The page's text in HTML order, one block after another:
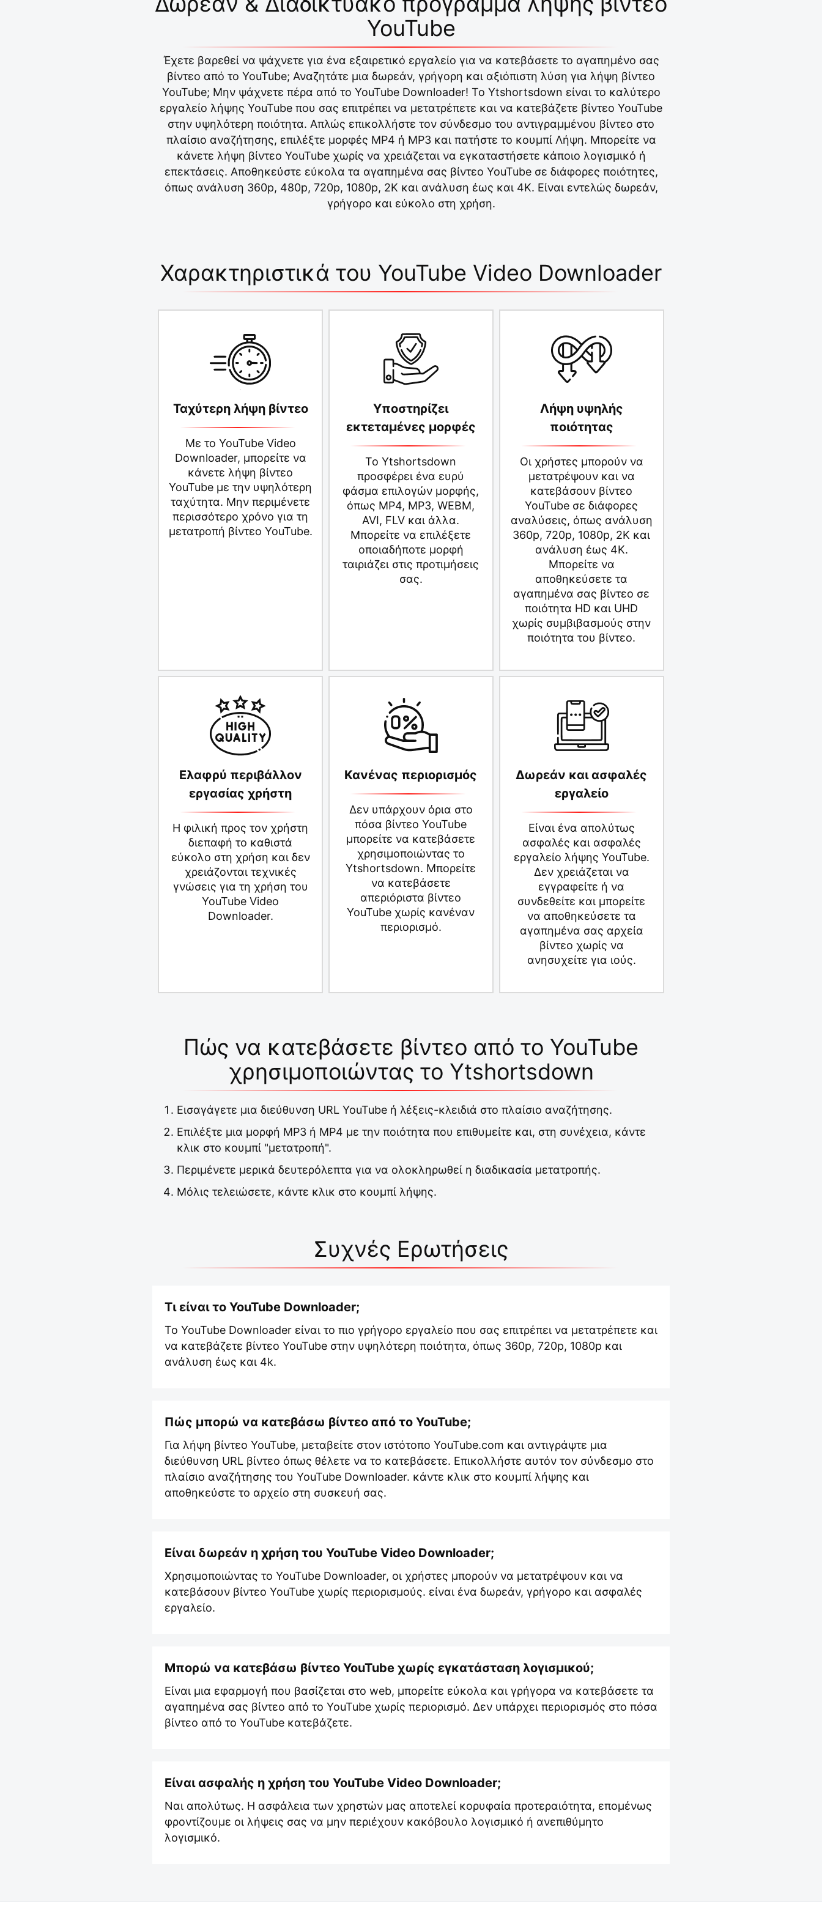
YouTube
Έχετε βαρεθεί να ψάχνετε για ένα εξαιρετικό εργαλείο για να κατεβάσετε το αγαπημένο σας
βίντεο από το YouTube; Αναζητάτε μια δωρεάν, γρήγορη και αξιόπιστη λύση για λήψη βίντεο
YouTube; Μην ψάχνετε πέρα ​​από το YouTube Downloader! Το Ytshortsdown είναι το καλύτερο
εργαλείο λήψης YouTube που σας επιτρέπει να μετατρέπετε και να κατεβάζετε βίντεο YouTube
στην υψηλότερη ποιότητα. Απλώς επικολλήστε τον σύνδεσμο του αντιγραμμένου βίντεο στο
πλαίσιο αναζήτησης, επιλέξτε μορφές MP4 ή MP3 και πατήστε το κουμπί Λήψη. Μπορείτε να
κάνετε λήψη βίντεο YouTube χωρίς να χρειάζεται να εγκαταστήσετε κάποιο λογισμικό ή
επεκτάσεις. Αποθηκεύστε εύκολα τα αγαπημένα σας βίντεο YouTube σε διάφορες ποιότητες,
όπως ανάλυση 360p, 480p, 720p, 1080p, 2K και ανάλυση έως και 4K. Είναι εντελώς δωρεάν,
γρήγορο και εύκολο στη χρήση.
Χαρακτηριστικά του YouTube Video Downloader
Ταχύτερη λήψη βίντεο
Με το YouTube Video
Downloader, μπορείτε να
κάνετε λήψη βίντεο
YouTube με την υψηλότερη
ταχύτητα. Μην περιμένετε
περισσότερο χρόνο για τη
μετατροπή βίντεο YouTube.
Υποστηρίζει
εκτεταμένες μορφές
Το Ytshortsdown
προσφέρει ένα ευρύ
φάσμα επιλογών μορφής,
όπως MP4, MP3, WEBM,
AVI, FLV και άλλα.
Μπορείτε να επιλέξετε
οποιαδήποτε μορφή
ταιριάζει στις προτιμήσεις
σας.
Λήψη υψηλής
ποιότητας
Οι χρήστες μπορούν να
μετατρέψουν και να
κατεβάσουν βίντεο
YouTube σε διάφορες
αναλύσεις, όπως ανάλυση
360p, 720p, 1080p, 2K και
ανάλυση έως 4K.
Μπορείτε να
αποθηκεύσετε τα
αγαπημένα σας βίντεο σε
ποιότητα HD και UHD
χωρίς συμβιβασμούς στην
ποιότητα του βίντεο.
Ελαφρύ περιβάλλον
εργασίας χρήστη
Η φιλική προς τον χρήστη
διεπαφή το καθιστά
εύκολο στη χρήση και δεν
χρειάζονται τεχνικές
γνώσεις για τη χρήση του
YouTube Video
Downloader.
Κανένας περιορισμός
Δεν υπάρχουν όρια στο
πόσα βίντεο YouTube
μπορείτε να κατεβάσετε
χρησιμοποιώντας το
Ytshortsdown. Μπορείτε
να κατεβάσετε
απεριόριστα βίντεο
YouTube χωρίς κανέναν
περιορισμό.
Δωρεάν και ασφαλές
εργαλείο
Είναι ένα απολύτως
ασφαλές και ασφαλές
εργαλείο λήψης YouTube.
Δεν χρειάζεται να
εγγραφείτε ή να
συνδεθείτε και μπορείτε
να αποθηκεύσετε τα
αγαπημένα σας αρχεία
βίντεο χωρίς να
ανησυχείτε για ιούς.
Πώς να κατεβάσετε βίντεο από το YouTube
χρησιμοποιώντας το Ytshortsdown
Εισαγάγετε μια διεύθυνση URL YouTube ή λέξεις-κλειδιά στο πλαίσιο αναζήτησης.
Επιλέξτε μια μορφή MP3 ή MP4 με την ποιότητα που επιθυμείτε και, στη συνέχεια, κάντε
κλικ στο κουμπί "μετατροπή".
Περιμένετε μερικά δευτερόλεπτα για να ολοκληρωθεί η διαδικασία μετατροπής.
Μόλις τελειώσετε, κάντε κλικ στο κουμπί λήψης.
Συχνές Ερωτήσεις
Τι είναι το YouTube Downloader;
Το YouTube Downloader είναι το πιο γρήγορο εργαλείο που σας επιτρέπει να μετατρέπετε και
να κατεβάζετε βίντεο YouTube στην υψηλότερη ποιότητα, όπως 360p, 720p, 1080p και
ανάλυση έως και 4k.
Πώς μπορώ να κατεβάσω βίντεο από το YouTube;
Για λήψη βίντεο YouTube, μεταβείτε στον ιστότοπο YouTube.com και αντιγράψτε μια
διεύθυνση URL βίντεο όπως θέλετε να το κατεβάσετε. Επικολλήστε αυτόν τον σύνδεσμο στο
πλαίσιο αναζήτησης του YouTube Downloader. κάντε κλικ στο κουμπί λήψης και
αποθηκεύστε το αρχείο στη συσκευή σας.
Είναι δωρεάν η χρήση του YouTube Video Downloader;
Χρησιμοποιώντας το YouTube Downloader, οι χρήστες μπορούν να μετατρέψουν και να
κατεβάσουν βίντεο YouTube χωρίς περιορισμούς. είναι ένα δωρεάν, γρήγορο και ασφαλές
εργαλείο.
Μπορώ να κατεβάσω βίντεο YouTube χωρίς εγκατάσταση λογισμικού;
Είναι μια εφαρμογή που βασίζεται στο web, μπορείτε εύκολα και γρήγορα να κατεβάσετε τα
αγαπημένα σας βίντεο από το YouTube χωρίς περιορισμό. Δεν υπάρχει περιορισμός στο πόσα
βίντεο από το YouTube κατεβάζετε.
Είναι ασφαλής η χρήση του YouTube Video Downloader;
Ναι απολύτως. Η ασφάλεια των χρηστών μας αποτελεί κορυφαία προτεραιότητα, επομένως
φροντίζουμε οι λήψεις σας να μην περιέχουν κακόβουλο λογισμικό ή ανεπιθύμητο
λογισμικό.